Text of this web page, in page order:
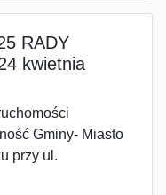
RADY
kwietnia
Gminy- Miasto
przy ul.